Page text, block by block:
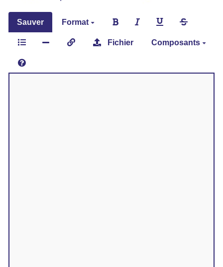
Sauver Format
Fichier Composants